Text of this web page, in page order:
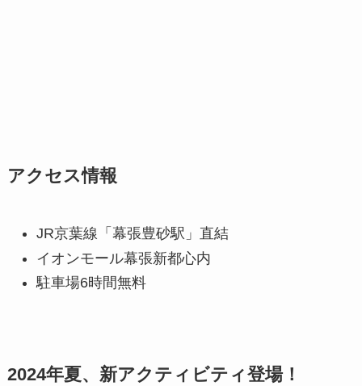
アクセス情報
JR京葉線「幕張豊砂駅」直結
イオンモール幕張新都心内
駐車場6時間無料
2024年夏、新アクティビティ登場！